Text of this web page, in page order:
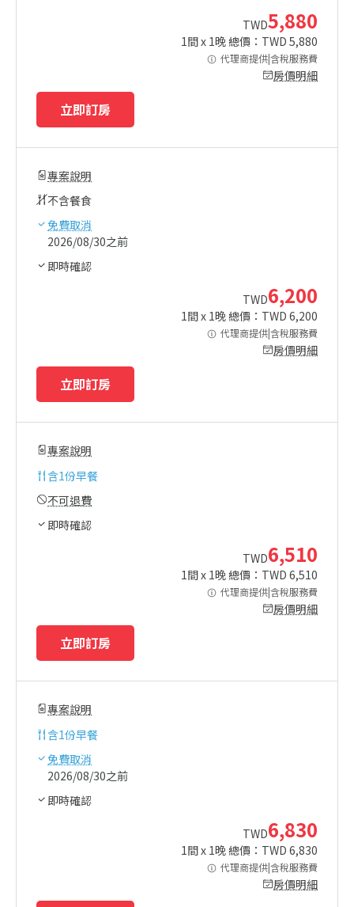
TWD5,880
1間 x 1晚 總價：TWD 5,880
代理商提供|含稅服務費
房價明細
立即訂房
專案說明
不含餐食
免費取消
2026/08/30之前
即時確認
TWD6,200
1間 x 1晚 總價：TWD 6,200
代理商提供|含稅服務費
房價明細
立即訂房
專案說明
含1份早餐
不可退費
即時確認
TWD6,510
1間 x 1晚 總價：TWD 6,510
代理商提供|含稅服務費
房價明細
立即訂房
專案說明
含1份早餐
免費取消
2026/08/30之前
即時確認
TWD6,830
1間 x 1晚 總價：TWD 6,830
代理商提供|含稅服務費
房價明細